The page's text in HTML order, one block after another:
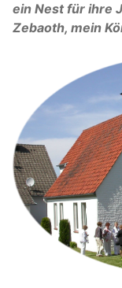
ein Nest für ihre
Zebaoth, mein